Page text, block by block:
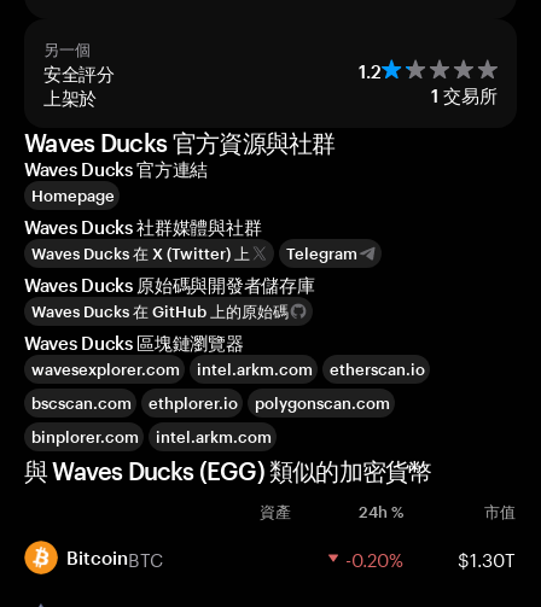
另一個
安全評分 1.2
上架於 1 交易所
Waves Ducks 官方資源與社群
Waves Ducks 官方連結
Homepage
Waves Ducks 社群媒體與社群
Waves Ducks 在 X (Twitter) 上 Telegram
Waves Ducks 原始碼與開發者儲存庫
Waves Ducks 在 GitHub 上的原始碼
Waves Ducks 區塊鏈瀏覽器
wavesexplorer.com intel.arkm.com
etherscan.io
bscscan.com
ethplorer.io
polygonscan.com
binplorer.com
intel.arkm.com
與 Waves Ducks (EGG) 類似的加密貨幣
資產 24h % 市值
BitcoinBTC -0.20% $1.30T